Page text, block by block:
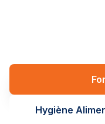
Hygiène